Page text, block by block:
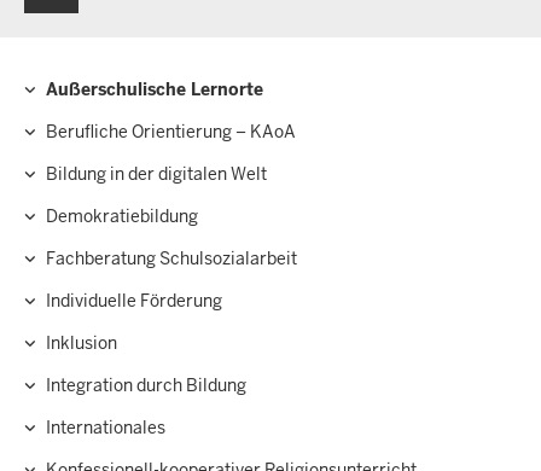
Außerschulische Lernorte
Berufliche Orientierung – KAoA
Bildung in der digitalen Welt
Demokratiebildung
Fachberatung Schulsozialarbeit
Individuelle Förderung
Inklusion
Integration durch Bildung
Internationales